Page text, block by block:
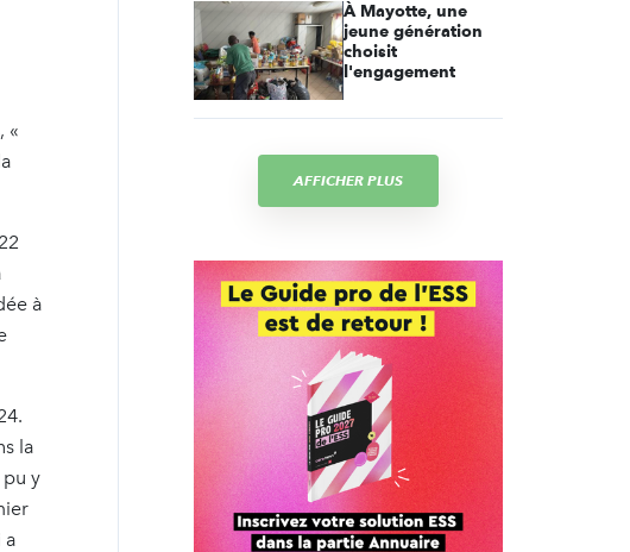
«
à
la
y
a
À Mayotte, une
jeune génération
choisit
l'engagement
AFFICHER PLUS